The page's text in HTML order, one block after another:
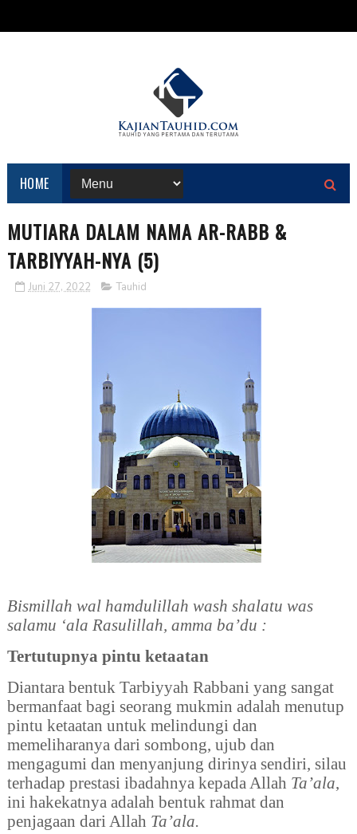
HOME
MUTIARA DALAM NAMA AR-RABB &
TARBIYYAH-NYA (5)
Juni 27, 2022 Tauhid
Bismillah wal hamdulillah wash shalatu was
salamu ‘ala Rasulillah, amma ba’du :
Tertutupnya pintu ketaatan
Diantara bentuk Tarbiyyah Rabbani yang sangat
bermanfaat bagi seorang mukmin adalah menutup
pintu ketaatan untuk melindungi dan
memeliharanya dari sombong, ujub dan
mengagumi dan menyanjung dirinya sendiri, silau
terhadap prestasi ibadahnya kepada Allah Ta’ala,
ini hakekatnya adalah bentuk rahmat dan
penjagaan dari Allah Ta’ala.